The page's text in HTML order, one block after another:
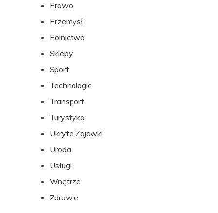
Prawo
Przemysł
Rolnictwo
Sklepy
Sport
Technologie
Transport
Turystyka
Ukryte Zajawki
Uroda
Usługi
Wnętrze
Zdrowie